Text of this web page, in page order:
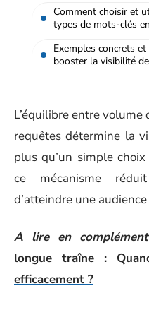
Comment choisir et
types de mots-clés
Exemples concrets
booster la visibilité
L’équilibre entre
requêtes détermine la
plus qu’un simple
ce mécanisme
d’atteindre une
A lire en
longue traîne :
efficacement ?